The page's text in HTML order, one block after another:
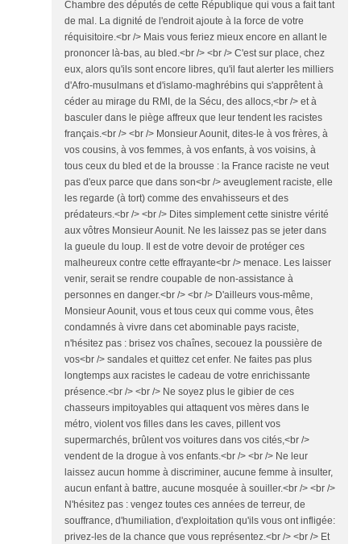
Chambre des députés de cette République qui vous a fait tant
de mal. La dignité de l'endroit ajoute à la force de votre
réquisitoire.<br /> Mais vous feriez mieux encore en allant le
prononcer là-bas, au bled.<br /> <br /> C'est sur place, chez
eux, alors qu'ils sont encore libres, qu'il faut alerter les milliers
d'Afro-musulmans et d'islamo-maghrébins qui s'apprêtent à
céder au mirage du RMI, de la Sécu, des allocs,<br /> et à
basculer dans le piège affreux que leur tendent les racistes
français.<br /> <br /> Monsieur Aounit, dites-le à vos frères, à
vos cousins, à vos femmes, à vos enfants, à vos voisins, à
tous ceux du bled et de la brousse : la France raciste ne veut
pas d'eux parce que dans son<br /> aveuglement raciste, elle
les regarde (à tort) comme des envahisseurs et des
prédateurs.<br /> <br /> Dites simplement cette sinistre vérité
aux vôtres Monsieur Aounit. Ne les laissez pas se jeter dans
la gueule du loup. Il est de votre devoir de protéger ces
malheureux contre cette effrayante<br /> menace. Les laisser
venir, serait se rendre coupable de non-assistance à
personnes en danger.<br /> <br /> D'ailleurs vous-même,
Monsieur Aounit, vous et tous ceux qui comme vous, êtes
condamnés à vivre dans cet abominable pays raciste,
n'hésitez pas : brisez vos chaînes, secouez la poussière de
vos<br /> sandales et quittez cet enfer. Ne faites pas plus
longtemps aux racistes le cadeau de votre enrichissante
présence.<br /> <br /> Ne soyez plus le gibier de ces
chasseurs impitoyables qui attaquent vos mères dans le
métro, violent vos filles dans les caves, pillent vos
supermarchés, brûlent vos voitures dans vos cités,<br />
vendent de la drogue à vos enfants.<br /> <br /> Ne leur
laissez aucun homme à discriminer, aucune femme à insulter,
aucun enfant à battre, aucune mosquée à souiller.<br /> <br />
N'hésitez pas : vengez toutes ces années de terreur, de
souffrance, d'humiliation, d'exploitation qu'ils vous ont infligée:
privez-les de la chance que vous représentez.<br /> <br /> Et